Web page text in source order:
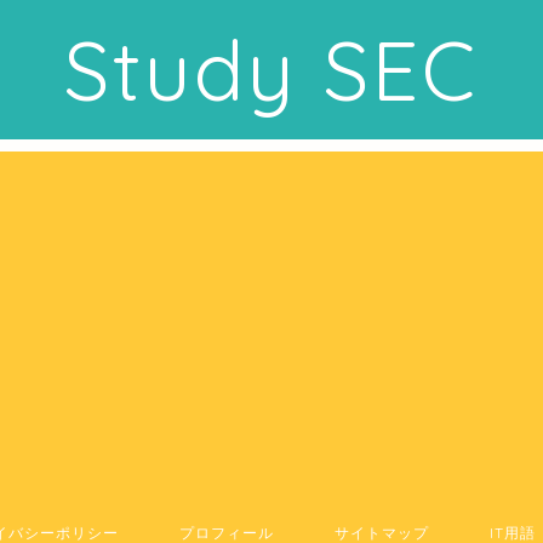
Study SEC
バシーポリシー プロフィール サイトマップ IT用語